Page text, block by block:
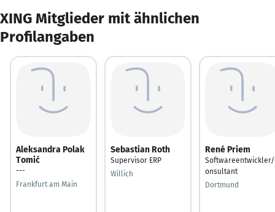
XING Mitglieder mit ähnlichen
Profilangaben
Aleksandra Polak
Tomić
---
Frankfurt am Main
Sebastian Roth
Supervisor ERP
Willich
René Priem
Softwareentwickler/
onsultant
Dortmund